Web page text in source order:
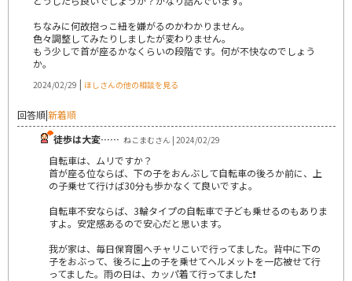
ちなみに何故抱っこ紐を嫌がるのかわかりません。
色々調整してみたりしましたが変わりません。
もう少しで首が座るかなくらいの段階です。何が不快なのでしょう
か。
2024/02/29 | ほしさんの他の相談を見る
回答順|新着順
徒歩は大変…… ねこまむさん | 2024/02/29
自転車は、ムリですか？
首が座る位ならば、下の子をおんぶして自転車の後ろか前に、上
の子乗せて行けば30分も歩かなくて良いですよ。
自転車不安ならば、3輪タイプの自転車で子ども乗せるのもありま
すよ。安定感あるので安心だと思います。
我が家は、毎日保育園へチャリこいで行ってました。背中に下の
子をおぶって、後ろに上の子を乗せてヘルメットを一応被せて行
ってました。雨の日は、カッパ着て行ってました❗